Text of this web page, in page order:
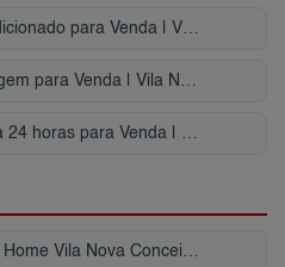
Apartamento com ar condicionado para Venda | Vila Nova Conceição
Apartamento hidromassagem para Venda | Vila Nova Conceição
Apartamento com portaria 24 horas para Venda | Vila Nova Conceição
Condomínio Horizonte JK Home Vila Nova Conceição